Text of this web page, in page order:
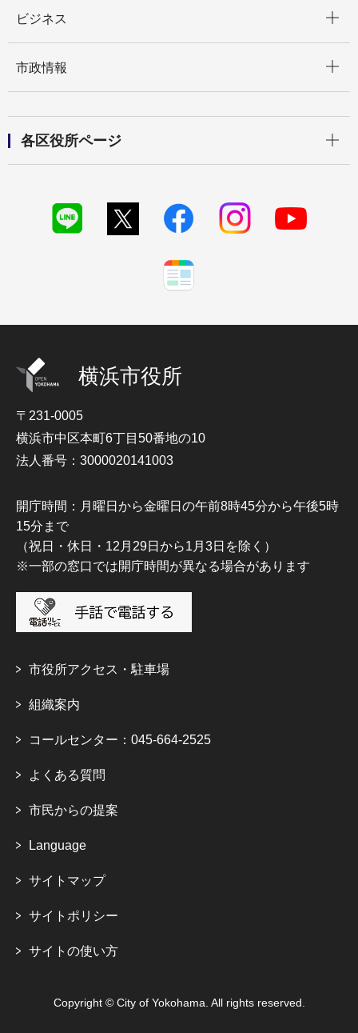
ビジネス
市政情報
各区役所ページ
横浜市役所
〒231-0005
横浜市中区本町6丁目50番地の10
法人番号：3000020141003
開庁時間：月曜日から金曜日の午前8時45分から午後5時
15分まで
（祝日・休日・12月29日から1月3日を除く）
※一部の窓口では開庁時間が異なる場合があります
市役所アクセス・駐車場
組織案内
コールセンター：045-664-2525
よくある質問
市民からの提案
Language
サイトマップ
サイトポリシー
サイトの使い方
Copyright © City of Yokohama. All rights reserved.